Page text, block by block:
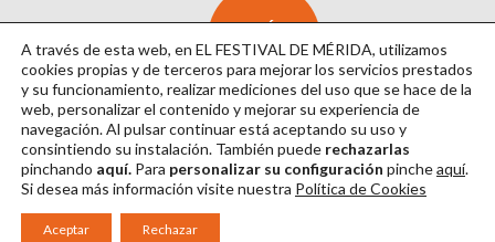
SUSCRÍBETE
AL BOLETÍN
Aviso Legal|Política de Privacidad
|Webmaster: Axel Kacelnik
A través de esta web, en EL FESTIVAL DE MÉRIDA, utilizamos
cookies propias y de terceros para mejorar los servicios prestados
y su funcionamiento, realizar mediciones del uso que se hace de la
web, personalizar el contenido y mejorar su experiencia de
navegación. Al pulsar continuarestá aceptando su uso y
consintiendo su instalación. También puede rechazarlas
pinchando aquí. Para personalizar su configuración pincheaquí.
Si desea más información visite nuestra Política de Cookies
Aceptar Rechazar